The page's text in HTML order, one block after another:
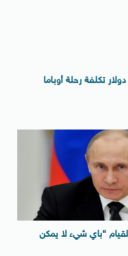
مليون دولار تكلفة رحلة أوباما
“باي شيء لا يمكن